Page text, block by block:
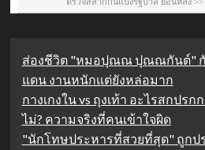
ส่องชีวิต "หมอปุณณ ปุณณกันต์" กั
แดน งานหนักแต่ยังหล่อมาก
กางเกงใน vs ถุงเท้า อะไรสกปร
ไม่? ความจริงที่คนเข้าใจผิด
"นักโทษประหารที่สวยที่สุด" ถูกป